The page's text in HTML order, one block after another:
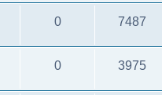
0 7487
0 3975